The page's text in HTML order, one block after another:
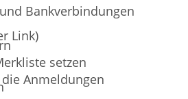
Link)
Bankverbindungen
setzen
Anmeldungen